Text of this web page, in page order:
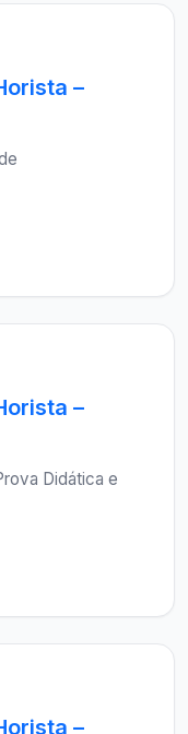
–
–
Didática e
–